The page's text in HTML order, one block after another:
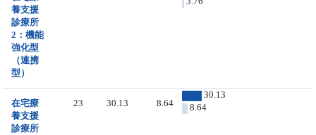
養支援
診療所
2：機能
強化型
（連携
型）
在宅療
養支援
診療所
23 30.13 8.64
30.13
8.64